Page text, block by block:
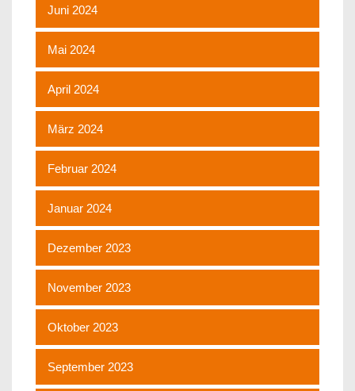
Juni 2024
Mai 2024
April 2024
März 2024
Februar 2024
Januar 2024
Dezember 2023
November 2023
Oktober 2023
September 2023